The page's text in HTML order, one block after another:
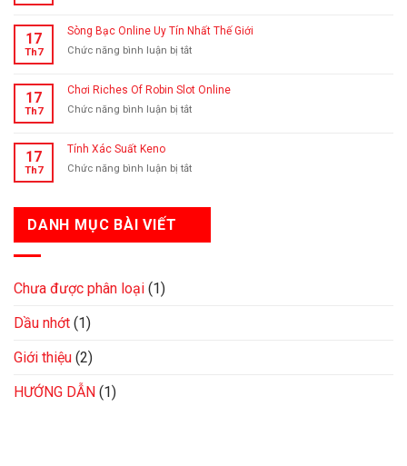
Stack
Chơi
Phí
đánh
17
Th7
Sòng Bạc Online Uy Tín Nhất Thế Giới
Chức năng bình luận bị tắtở
Online
Uy
Giới
17
Th7
Chơi Riches Of Robin Slot Online
Chức năng bình luận bị tắtở
Robin
17
Th7
Tính Xác Suất Keno
Chức năng bình luận bị tắtở
DANH MỤC BÀI VIẾT
Chưa được phân loại (1)
Dầu nhớt (1)
Giới thiệu (2)
HƯỚNG DẪN (1)